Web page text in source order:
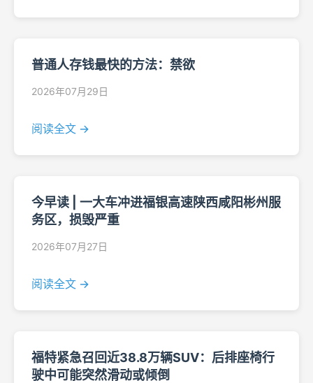
普通人存钱最快的方法：禁欲
2026年07月29日
阅读全文 →
今早读 | 一大车冲进福银高速陕西咸阳彬州服
务区，损毁严重
2026年07月27日
阅读全文 →
福特紧急召回近38.8万辆SUV：后排座椅行
驶中可能突然滑动或倾倒